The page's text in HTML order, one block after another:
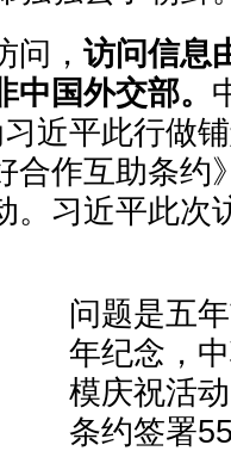
问， 访问信息
国外交部。
近平此行做
合作互助条约
。习近平此次
问题是五
年纪念，
模庆祝活
条约签署